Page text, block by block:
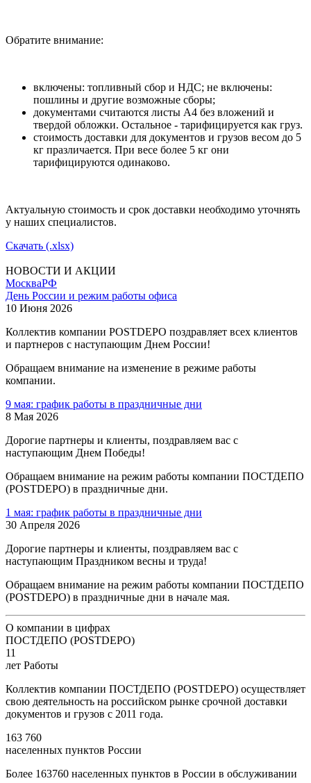
Обратите внимание:
включены: топливный сбор и НДС; не включены:
пошлины и другие возможные сборы;
документами считаются листы А4 без вложений и
твердой обложки. Остальное - тарифицируется как груз.
стоимость доставки для документов и грузов весом до 5
кг празличается. При весе более 5 кг они
тарифицируются одинаково.
Актуальную стоимость и срок доставки необходимо уточнять
у наших специалистов.
Скачать (.xlsx)
НОВОСТИ И АКЦИИ
МоскваРФ
День России и режим работы офиса
10 Июня 2026
Коллектив компании POSTDEPO поздравляет всех клиентов
и партнеров с наступающим Днем России!
Обращаем внимание на изменение в режиме работы
компании.
9 мая: график работы в праздничные дни
8 Мая 2026
Дорогие партнеры и клиенты, поздравляем вас с
наступающим Днем Победы!
Обращаем внимание на режим работы компании ПОСТДЕПО
(POSTDEPO) в праздничные дни.
1 мая: график работы в праздничные дни
30 Апреля 2026
Дорогие партнеры и клиенты, поздравляем вас с
наступающим Праздником весны и труда!
Обращаем внимание на режим работы компании ПОСТДЕПО
(POSTDEPO) в праздничные дни в начале мая.
О компании в цифрах
ПОСТДЕПО (POSTDEPO)
11
лет Работы
Коллектив компании ПОСТДЕПО (POSTDEPO) осуществляет
свою деятельность на российском рынке срочной доставки
документов и грузов с 2011 года.
163 760
населенных пунктов России
Более 163760 населенных пунктов в России в обслуживании